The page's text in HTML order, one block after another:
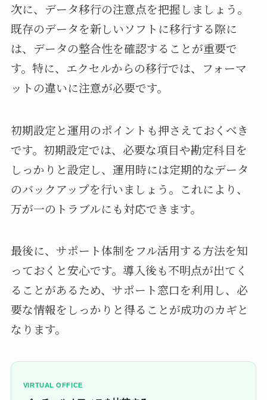
次に、データ移行の注意点を把握しましょう。
既存のデータを新しいソフトに移行する際に
は、データの整合性を確認することが重要で
す。特に、エクセルからの移行では、フォーマ
ットの違いに注意が必要です。
初期設定と運用のポイントも押さえておくべき
です。初期設定では、必要な項目や勘定科目を
しっかりと設定し、運用時には定期的なデータ
のバックアップを行いましょう。これにより、
万が一のトラブルにも対応できます。
最後に、サポート体制をフル活用する方法を知
っておくと安心です。導入後も不明点が出てく
ることがあるため、サポート窓口を利用し、必
要な情報をしっかりと得ることが成功のカギと
なります。
VIRTUAL OFFICE